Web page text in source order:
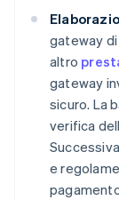
gateway
altro
gateway
sicuro. La
verifica
e